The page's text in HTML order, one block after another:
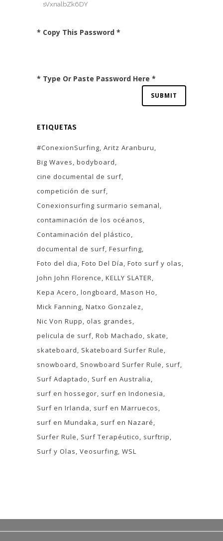
* Copy This Password *
* Type Or Paste Password Here *
ETIQUETAS
#ConexionSurfing Aritz Aranburu
Big Waves bodyboard
cine documental de surf
competición de surf
Conexionsurfing surmario semanal
contaminación de los océanos
Contaminación del plástico
documental de surf Fesurfing
Foto del dia Foto Del Día Foto surf y olas
John John Florence KELLY SLATER
Kepa Acero longboard Mason Ho
Mick Fanning Natxo Gonzalez
Nic Von Rupp
olas grandes
pelicula de surf Rob Machado
skate
skateboard
Skateboard Surfer Rule
snowboard
Snowboard Surfer Rule
surf
Surf Adaptado
Surf en Australia
surf en hossegor surf en Indonesia
Surf en Irlanda
surf en Marruecos
surf en Mundaka
surf en Nazaré
Surfer Rule
Surf Terapéutico
surftrip
Surf y Olas Veosurfing WSL